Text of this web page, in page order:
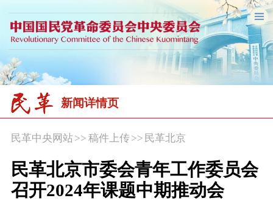
新闻详情页
民革中央网站>> 稿件上传 >> 民革北京
民革北京市委会青年工作委员会
召开2024年课题中期推动会